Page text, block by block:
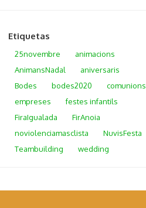
Etiquetas
25novembre
animacions
AnimansNadal
aniversaris
Bodes
bodes2020
comunions
empreses
festes infantils
FiraIgualada
FirAnoia
noviolenciamasclista
NuvisFesta
Teambuilding
wedding